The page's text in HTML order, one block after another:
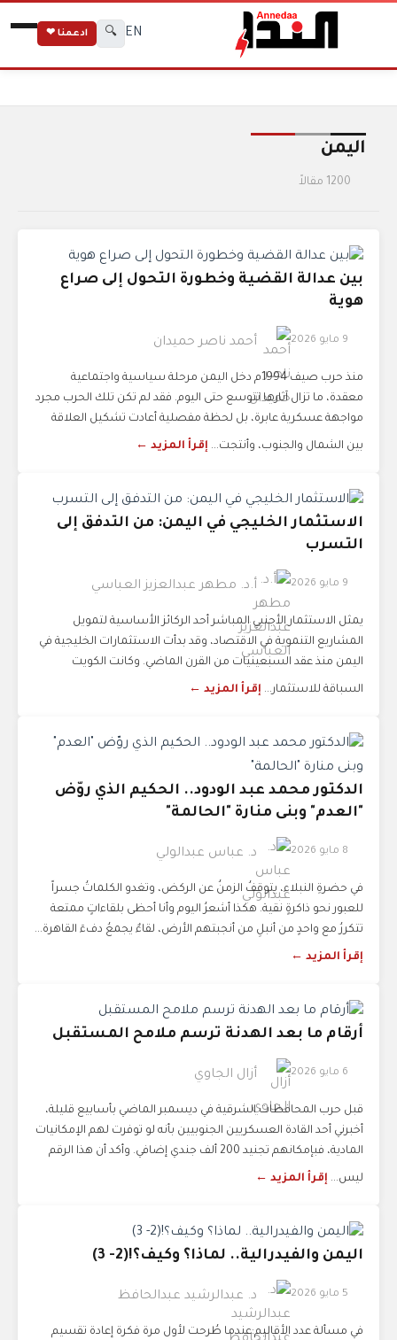
EN
🔍 ادعمنا ❤
اليمن
1200 مقالاً
بين عدالة القضية وخطورة التحول إلى صراع
هوية
9 مايو 2026 أحمد ناصر حميدان
منذ حرب صيف 1994م دخل اليمن مرحلة سياسية واجتماعية
معقدة، ما تزال آثارها تتوسع حتى اليوم. فقد لم تكن تلك الحرب مجرد
مواجهة عسكرية عابرة، بل لحظة مفصلية أعادت تشكيل العلاقة
بين الشمال والجنوب، وأنتجت... إقرأ المزيد ←
الاستثمار الخليجي في اليمن: من التدفق إلى
التسرب
9 مايو 2026 أ.د. مطهر عبدالعزيز العباسي
يمثل الاستثمار الأجنبي المباشر أحد الركائز الأساسية لتمويل
المشاريع التنموية في الاقتصاد، وقد بدأت الاستثمارات الخليجية في
اليمن منذ عقد السبعينيات من القرن الماضي. وكانت الكويت
السباقة للاستثمار... إقرأ المزيد ←
الدكتور محمد عبد الودود.. الحكيم الذي روّض
"العدم" وبنى منارة "الحالمة"
8 مايو 2026 د. عباس عبدالولي
في حضرةِ النبلاء، يتوقفُ الزمنُ عن الركض، وتغدو الكلماتُ جسراً
للعبور نحو ذاكرةٍ نقية. هكذا أشعرُ اليوم وأنا أحظى بلقاءاتٍ ممتعة
تتكررُ مع واحدٍ من أنبلِ من أنجبتهم الأرض، لقاءٌ يجمعُ دفءَ القاهرة...
إقرأ المزيد ←
أرقام ما بعد الهدنة ترسم ملامح المستقبل
6 مايو 2026 أزال الجاوي
قبل حرب المحافظات الشرقية في ديسمبر الماضي بأسابيع قليلة،
أخبرني أحد القادة العسكريين الجنوبيين بأنه لو توفرت لهم الإمكانيات
المادية، فبإمكانهم تجنيد 200 ألف جندي إضافي. وأكد أن هذا الرقم
ليس... إقرأ المزيد ←
اليمن والفيدرالية.. لماذا؟ وكيف؟!(2- 3)
5 مايو 2026 د. عبدالرشيد عبدالحافظ
في مسألة عدد الأقاليم:عندما طُرحت لأول مرة فكرة إعادة تقسيم